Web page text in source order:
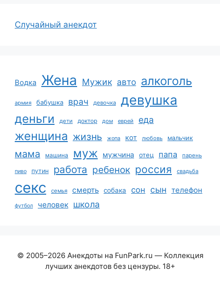
Случайный анекдот
Водка Жена Мужик авто алкоголь
армия бабушка врач девочка девушка
деньги дети доктор дом еврей еда
женщина жизнь жопа кот любовь мальчик
мама машина муж мужчина отец папа парень
пиво путин работа ребенок россия свадьба
секс семья смерть собака сон сын телефон
футбол человек школа
© 2005–2026 Анекдоты на FunPark.ru — Коллекция
лучших анекдотов без цензуры. 18+